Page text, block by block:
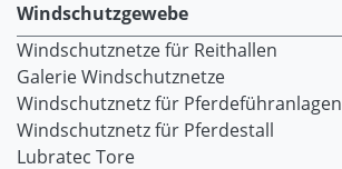
Windschutzgewebe
Windschutznetze für Reithallen
Galerie Windschutznetze
Windschutznetz für Pferdeführanlagen
Windschutznetz für Pferdestall
Lubratec Tore